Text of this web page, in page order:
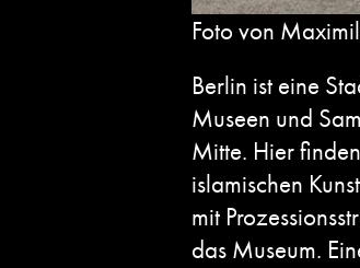
Foto von
Berlin ist eine
Museen und
Mitte. Hier
islamischen
mit
das Museum.